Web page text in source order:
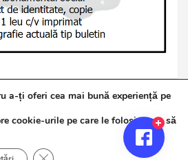
2026Jurnalul de Brăila
Theme Horse
a-ți oferi cea mai bună experiență pe
cookie-urile pe care le folosim sau să
Close GDPR Cookie Banner